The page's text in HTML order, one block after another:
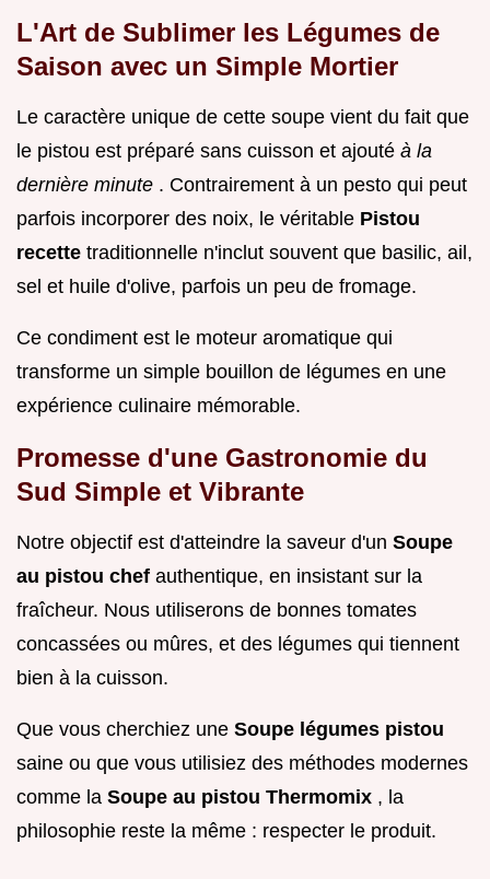
L'Art de Sublimer les Légumes de
Saison avec un Simple Mortier
Le caractère unique de cette soupe vient du fait que
le pistou est préparé sans cuisson et ajouté à la
dernière minute . Contrairement à un pesto qui peut
parfois incorporer des noix, le véritable Pistou
recette traditionnelle n'inclut souvent que basilic, ail,
sel et huile d'olive, parfois un peu de fromage.
Ce condiment est le moteur aromatique qui
transforme un simple bouillon de légumes en une
expérience culinaire mémorable.
Promesse d'une Gastronomie du
Sud Simple et Vibrante
Notre objectif est d'atteindre la saveur d'un Soupe
au pistou chef authentique, en insistant sur la
fraîcheur. Nous utiliserons de bonnes tomates
concassées ou mûres, et des légumes qui tiennent
bien à la cuisson.
Que vous cherchiez une Soupe légumes pistou
saine ou que vous utilisiez des méthodes modernes
comme la Soupe au pistou Thermomix , la
philosophie reste la même : respecter le produit.